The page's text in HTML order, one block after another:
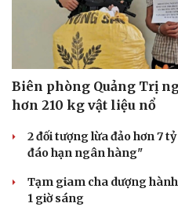
Văn hóa
Sân khấu - Điện ảnh
Văn học
Âm nhạc
Di sản
Biên phòng Quảng Trị
hơn 210 kg vật liệu nổ
2 đối tượng lừa đảo hơn 7
đáo hạn ngân hàng"
Tạm giam cha dượng
1 giờ sáng